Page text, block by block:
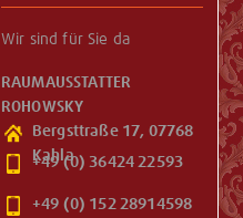
Wir sind für Sie da
RAUMAUSSTATTER
ROHOWSKY
Bergsttraße 17, 07768
Kahla
+49 (0) 36424 22593
+49 (0) 152 28914598